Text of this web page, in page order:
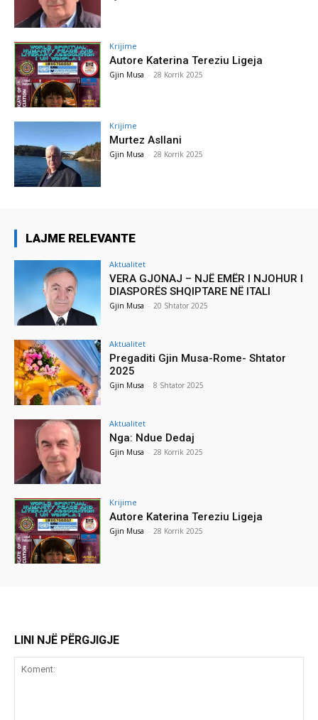
Krijime
Autore Katerina Tereziu Ligeja
Gjin Musa - 28 Korrik 2025
Krijime
Murtez Asllani
Gjin Musa - 28 Korrik 2025
LAJME RELEVANTE
Aktualitet
VERA GJONAJ – NJË EMËR I NJOHUR I
DIASPORËS SHQIPTARE NË ITALI
Gjin Musa - 20 Shtator 2025
Aktualitet
Pregaditi Gjin Musa-Rome- Shtator
2025
Gjin Musa - 8 Shtator 2025
Aktualitet
Nga: Ndue Dedaj
Gjin Musa - 28 Korrik 2025
Krijime
Autore Katerina Tereziu Ligeja
Gjin Musa - 28 Korrik 2025
LINI NJË PËRGJIGJE